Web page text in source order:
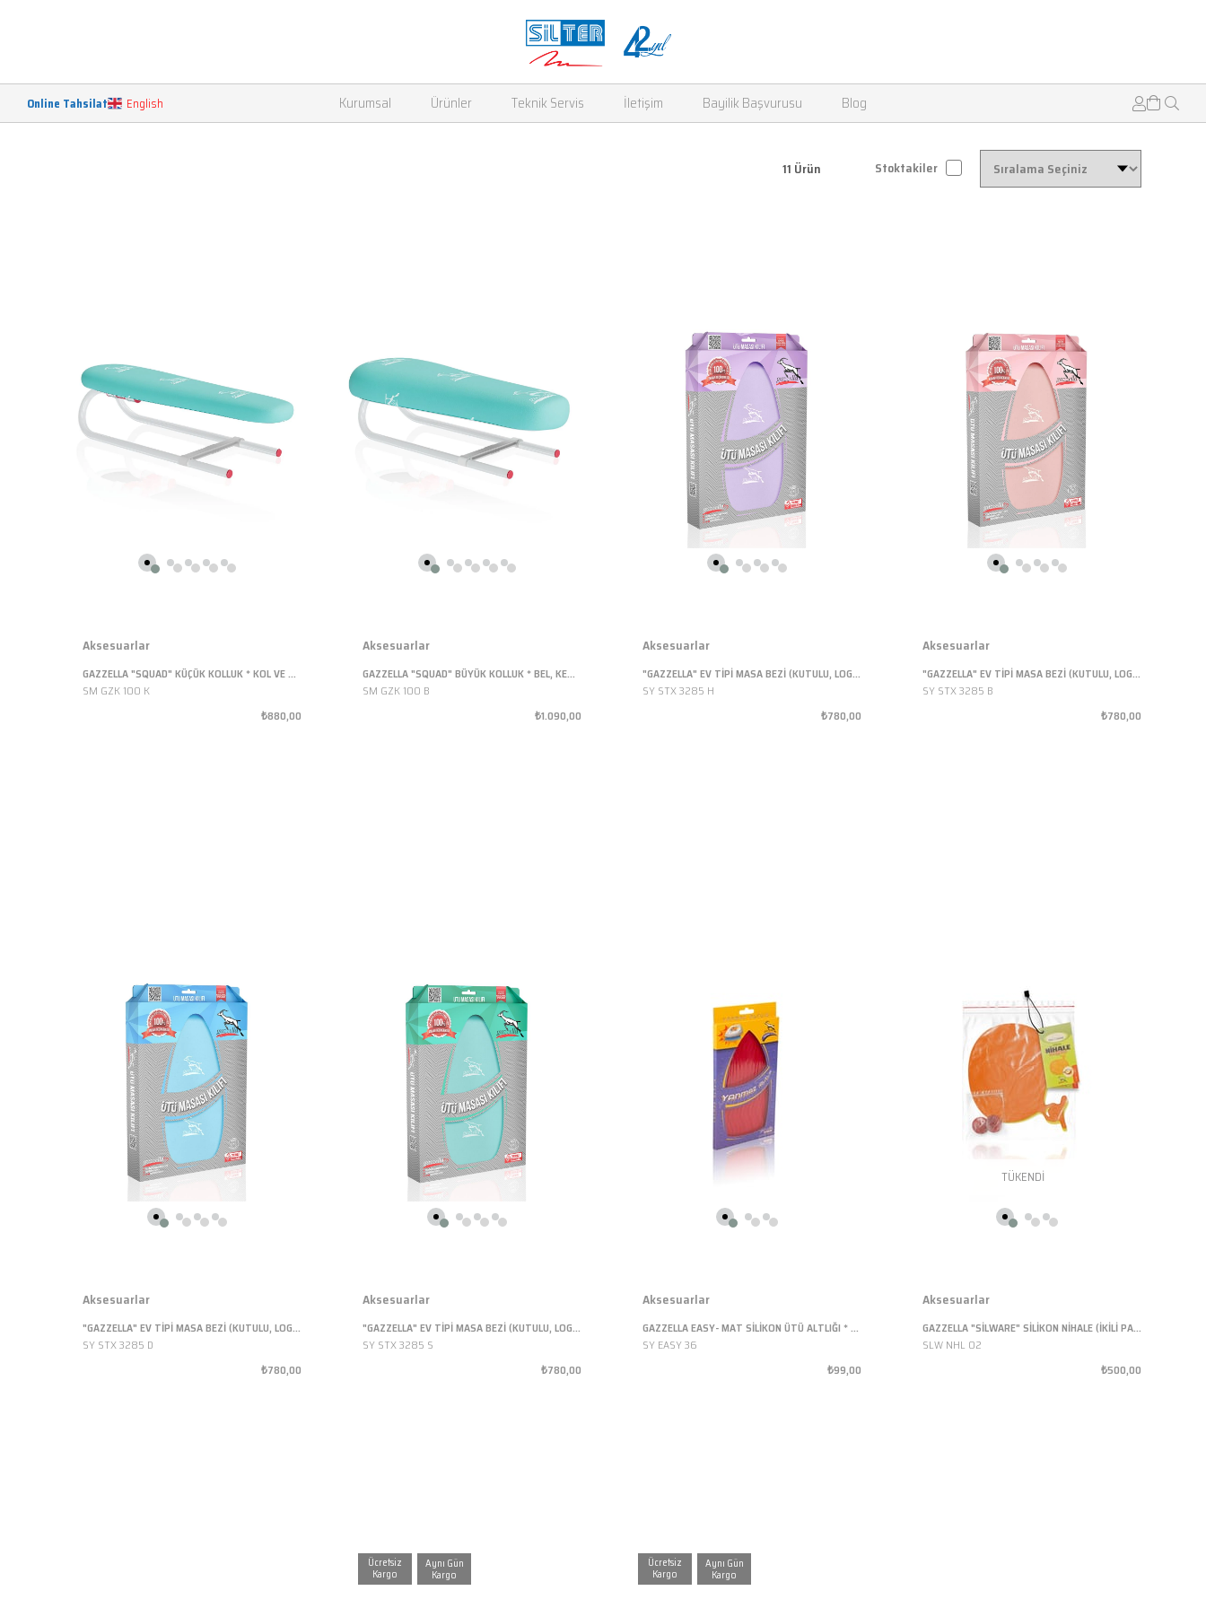
Online Tahsilat English Kurumsal Ürünler Teknik Servis İletişim Bayilik Başvurusu Blog
Stoktakiler
11 Ürün
Aksesuarlar
GAZZELLA "SQUAD" KÜÇÜK KOLLUK * KOL VE OMUZ ÜTÜLEME APARATI
SM GZK 100 K
₺880,00
Aksesuarlar
GAZZELLA "SQUAD" BÜYÜK KOLLUK * BEL, KEMER,CEP, OMUZ VE GÖĞÜS ÜTÜLEME APARATI
SM GZK 100 B
₺1.090,00
Aksesuarlar
"GAZZELLA" EV TİPİ MASA BEZİ (KUTULU, LOGOLU, ISIYA DAYANIKLI, LİLA, 135X50 CM)
SY STX 3285 H
₺780,00
Aksesuarlar
"GAZZELLA" EV TİPİ MASA BEZİ (KUTULU, LOGOLU, ISIYA DAYANIKLI, PUDRA, 135X50 CM)
SY STX 3285 B
₺780,00
Aksesuarlar
"GAZZELLA" EV TİPİ MASA BEZİ (KUTULU, LOGOLU, ISIYA DAYANIKLI, MAVİ, 135X50 CM)
SY STX 3285 D
₺780,00
Aksesuarlar
"GAZZELLA" EV TİPİ MASA BEZİ (KUTULU, LOGOLU, ISIYA DAYANIKLI, TURKUAZ, 135X50 CM)
SY STX 3285 S
₺780,00
Aksesuarlar
GAZZELLA EASY- MAT SİLİKON ÜTÜ ALTLIĞI * KIRMIZI
SY EASY 36
₺99,00
TÜKENDI
Aksesuarlar
GAZZELLA "SİLWARE" SİLİKON NİHALE (İKİLİ PAKET)
SLW NHL 02
₺500,00
Ücretsiz
Kargo
Ücretsiz
Kargo